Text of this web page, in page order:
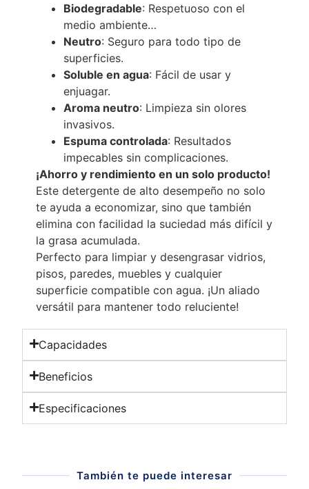
Biodegradable: Respetuoso con el
medio ambiente…
Neutro: Seguro para todo tipo de
superficies.
Soluble en agua: Fácil de usar y
enjuagar.
Aroma neutro: Limpieza sin olores
invasivos.
Espuma controlada: Resultados
impecables sin complicaciones.
¡Ahorro y rendimiento en un solo producto!
Este detergente de alto desempeño no solo
te ayuda a economizar, sino que también
elimina con facilidad la suciedad más difícil y
la grasa acumulada.
Perfecto para limpiar y desengrasar vidrios,
pisos, paredes, muebles y cualquier
superficie compatible con agua. ¡Un aliado
versátil para mantener todo reluciente!
Capacidades
Beneficios
Especificaciones
También te puede interesar